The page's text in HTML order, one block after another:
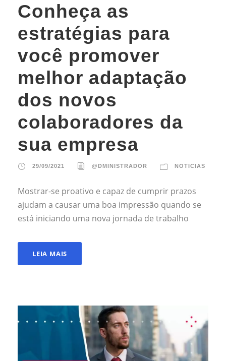
Conheça as
estratégias para
você promover
melhor adaptação
dos novos
colaboradores da
sua empresa
29/09/2021 @DMINISTRADOR NOTICIAS
Mostrar-se proativo e capaz de cumprir prazos
ajudam a causar uma boa impressão quando se
está iniciando uma nova jornada de trabalho
LEIA MAIS